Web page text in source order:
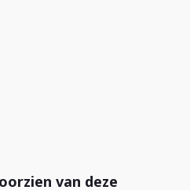
van deze